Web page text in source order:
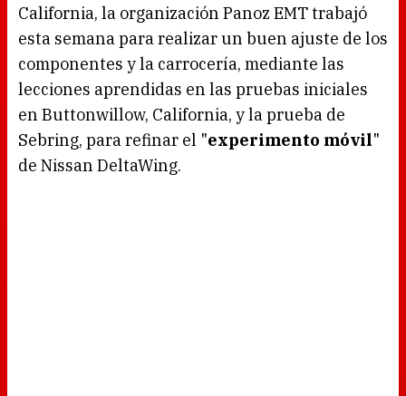
California, la organización Panoz EMT trabajó
esta semana para realizar un buen ajuste de los
componentes y la carrocería, mediante las
lecciones aprendidas en las pruebas iniciales
en Buttonwillow, California, y la prueba de
Sebring, para refinar el "experimento móvil"
de Nissan DeltaWing.